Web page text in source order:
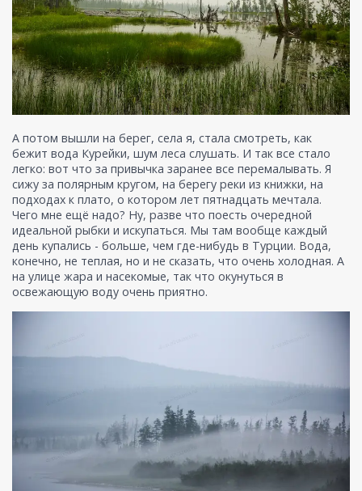
А потом вышли на берег, села я, стала смотреть, как
бежит вода Курейки, шум леса слушать. И так все стало
легко: вот что за привычка заранее все перемалывать. Я
сижу за полярным кругом, на берегу реки из книжки, на
подходах к плато, о котором лет пятнадцать мечтала.
Чего мне ещё надо? Ну, разве что поесть очередной
идеальной рыбки и искупаться. Мы там вообще каждый
день купались - больше, чем где-нибудь в Турции. Вода,
конечно, не теплая, но и не сказать, что очень холодная. А
на улице жара и насекомые, так что окунуться в
освежающую воду очень приятно.